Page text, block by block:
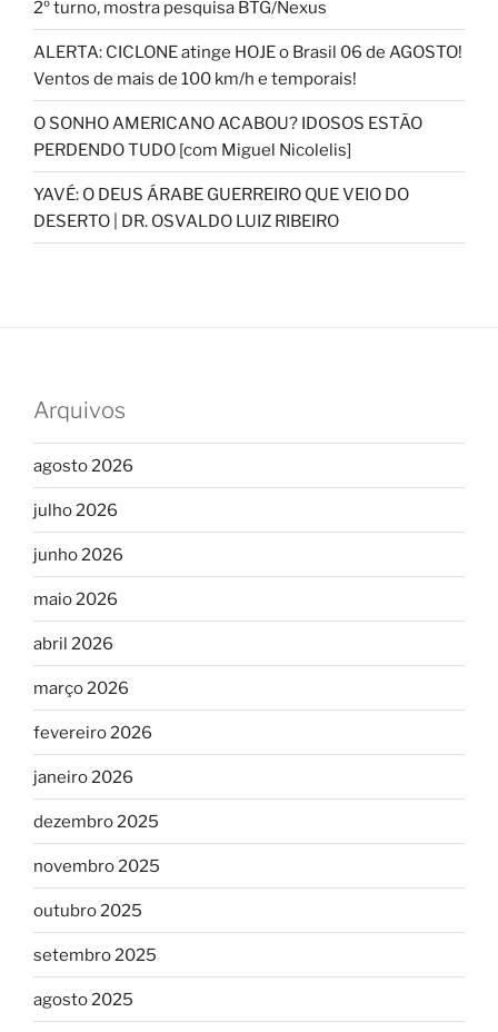
2º turno, mostra pesquisa BTG/Nexus
ALERTA: CICLONE atinge HOJE o Brasil 06 de AGOSTO!
Ventos de mais de 100 km/h e temporais!
O SONHO AMERICANO ACABOU? IDOSOS ESTÃO
PERDENDO TUDO [com Miguel Nicolelis]
YAVÉ: O DEUS ÁRABE GUERREIRO QUE VEIO DO
DESERTO | DR. OSVALDO LUIZ RIBEIRO
Arquivos
agosto 2026
julho 2026
junho 2026
maio 2026
abril 2026
março 2026
fevereiro 2026
janeiro 2026
dezembro 2025
novembro 2025
outubro 2025
setembro 2025
agosto 2025